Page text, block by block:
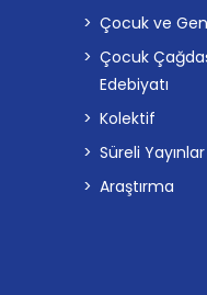
Çocuk ve
Çocuk
Edebiyatı
Kolektif
Süreli Yayınlar
Araştırma